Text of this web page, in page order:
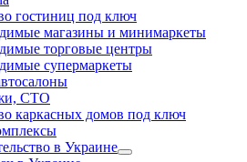
гостиниц под ключ
магазины и минимаркеты
торговые центры
супермаркеты
СТО
каркасных домов под ключ
в Украине